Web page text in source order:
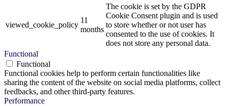
viewed_cookie_policy
11
months
The cookie is set by the GDPR
Cookie Consent plugin and is used
to store whether or not user has
consented to the use of cookies. It
does not store any personal data.
Functional
Functional
Functional cookies help to perform certain functionalities like
sharing the content of the website on social media platforms, collect
feedbacks, and other third-party features.
Performance